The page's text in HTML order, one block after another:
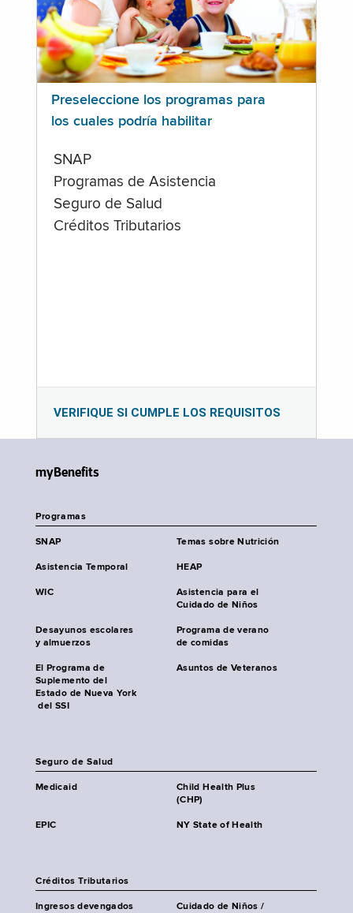
Preseleccione los programas para
los cuales podría habilitar
SNAP
Programas de Asistencia
Seguro de Salud
Créditos Tributarios
VERIFIQUE SI CUMPLE LOS REQUISITOS
myBenefits
Programas
SNAP Temas sobre Nutrición
Asistencia Temporal HEAP
WIC
Asistencia para el
Cuidado de Niños
Desayunos escolares
y almuerzos
Programa de verano
de comidas
El Programa de
Suplemento del
Estado de Nueva York
del SSI
Asuntos de Veteranos
Seguro de Salud
Medicaid
Child Health Plus
(CHP)
EPIC NY State of Health
Créditos Tributarios
Ingresos devengados
Cuidado de Niños /